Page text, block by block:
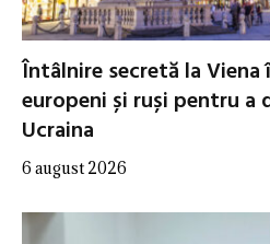
Întâlnire secretă la
europeni și ruși pentru a
Ucraina
6 august 2026